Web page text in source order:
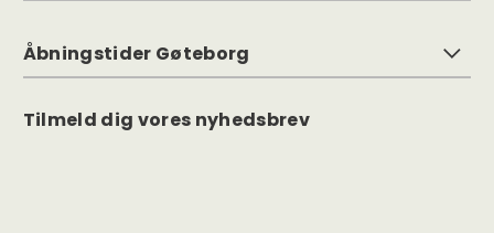
Åbningstider Gøteborg
Tilmeld dig vores nyhedsbrev